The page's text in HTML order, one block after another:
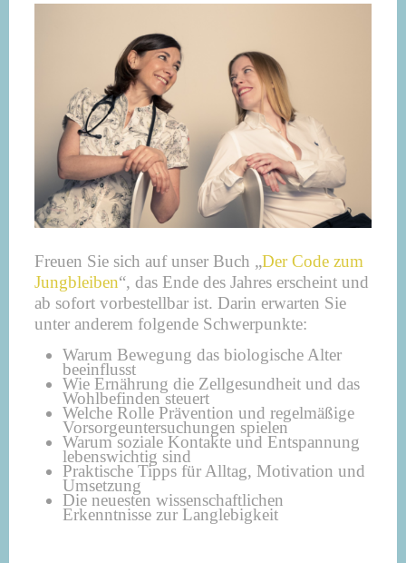
Freuen Sie sich auf unser Buch „Der Code zum
Jungbleiben“, das Ende des Jahres erscheint und
ab sofort vorbestellbar ist. Darin erwarten Sie
unter anderem folgende Schwerpunkte:
Warum Bewegung das biologische Alter
beeinflusst
Wie Ernährung die Zellgesundheit und das
Wohlbefinden steuert
Welche Rolle Prävention und regelmäßige
Vorsorgeuntersuchungen spielen
Warum soziale Kontakte und Entspannung
lebenswichtig sind
Praktische Tipps für Alltag, Motivation und
Umsetzung
Die neuesten wissenschaftlichen
Erkenntnisse zur Langlebigkeit